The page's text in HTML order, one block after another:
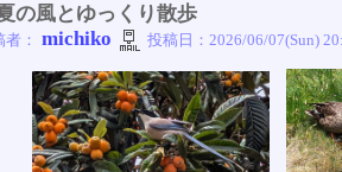
の風とゆっくり散歩
： michiko 投稿日： 2026/06/07(Sun)